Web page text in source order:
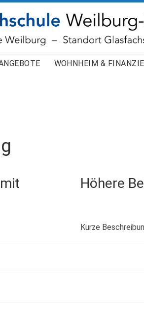
WOHNHEIM &
Höhere
Kurze